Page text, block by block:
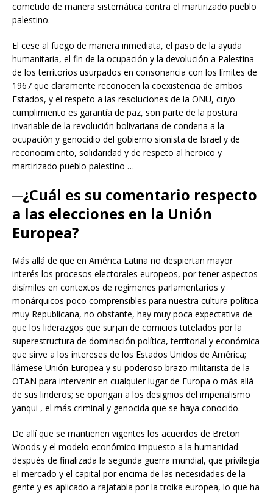
cometido de manera sistemática contra el martirizado pueblo
palestino.
El cese al fuego de manera inmediata, el paso de la ayuda
humanitaria, el fin de la ocupación y la devolución a Palestina
de los territorios usurpados en consonancia con los límites de
1967 que claramente reconocen la coexistencia de ambos
Estados, y el respeto a las resoluciones de la ONU, cuyo
cumplimiento es garantía de paz, son parte de la postura
invariable de la revolución bolivariana de condena a la
ocupación y genocidio del gobierno sionista de Israel y de
reconocimiento, solidaridad y de respeto al heroico y
martirizado pueblo palestino …
─¿Cuál es su comentario respecto
a las elecciones en la Unión
Europea?
Más allá de que en América Latina no despiertan mayor
interés los procesos electorales europeos, por tener aspectos
disímiles en contextos de regímenes parlamentarios y
monárquicos poco comprensibles para nuestra cultura política
muy Republicana, no obstante, hay muy poca expectativa de
que los liderazgos que surjan de comicios tutelados por la
superestructura de dominación política, territorial y económica
que sirve a los intereses de los Estados Unidos de América;
llámese Unión Europea y su poderoso brazo militarista de la
OTAN para intervenir en cualquier lugar de Europa o más allá
de sus linderos; se opongan a los designios del imperialismo
yanqui , el más criminal y genocida que se haya conocido.
De allí que se mantienen vigentes los acuerdos de Breton
Woods y el modelo económico impuesto a la humanidad
después de finalizada la segunda guerra mundial, que privilegia
el mercado y el capital por encima de las necesidades de la
gente y es aplicado a rajatabla por la troika europea, lo que ha